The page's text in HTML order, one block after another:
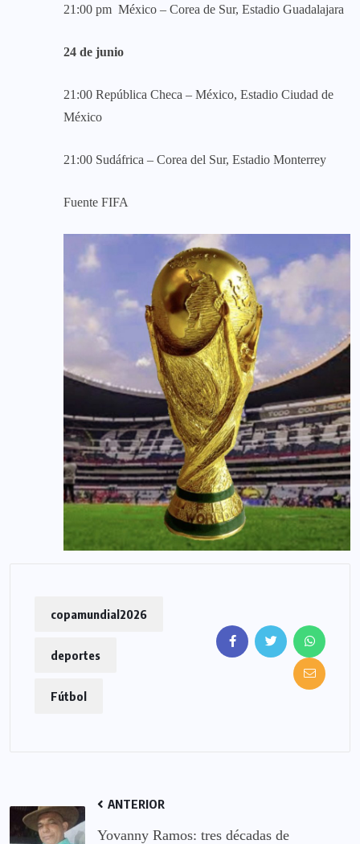
21:00 pm México – Corea de Sur, Estadio Guadalajara
24 de junio
21:00 República Checa – México, Estadio Ciudad de
México
21:00 Sudáfrica – Corea del Sur, Estadio Monterrey
Fuente FIFA
copamundial2026
deportes
Fútbol
ANTERIOR
Yovanny Ramos: tres décadas de